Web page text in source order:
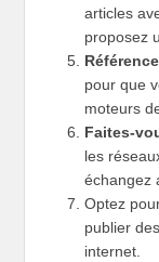
articles
proposez
pour que
moteurs
Faites-
les
échangez
Optez
publier
internet.